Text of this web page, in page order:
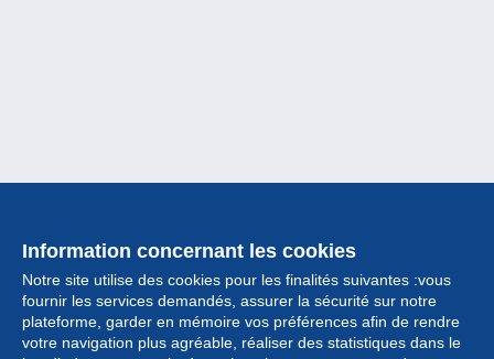
Information concernant les cookies
Notre site utilise des cookies pour les finalités suivantes :vous
fournir les services demandés, assurer la sécurité sur notre
plateforme, garder en mémoire vos préférences afin de rendre
votre navigation plus agréable, réaliser des statistiques dans le